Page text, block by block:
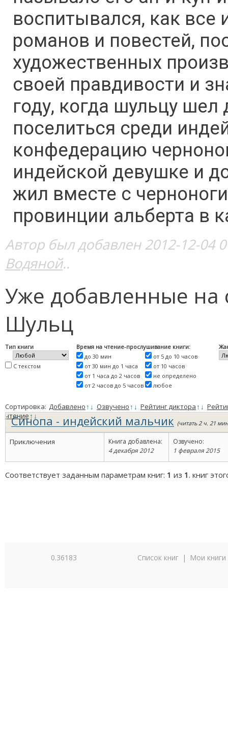
воспитывался, как все
романов и повестей,
художественных
своей правдивости и
году, когда шульцу
поселиться среди
конфедерацию
индейской девушке и
жил вместе с
провинции альберта в
Автор был добавлен 2012-12-04
Водяной..
Уже добавленные на
Шульц
Тип книги
С текстом
Время на чтение-прослушивание книги:
до 30 мин
от 30 мин до 1 часа
от 1 часа до 2 часов
от 2 часов до 5 часов
от 5 до 10 часов
от 10 часов
не определено
любое
Сортировка: Добавлено↑ ↓ Озвучено↑ ↓ Рейтинг диктора↑ ↓
чтение↑↓
Синопа - индейский мальчик (читать 2 ч. 21
мин.)
Приключения
Книга добавлена:
4 декабря 2012
Озвучено:
1 февраля 2015
Соответствует заданным параметрам книг: 1 из 1. книг
0.36183 Список книг | Мои книги